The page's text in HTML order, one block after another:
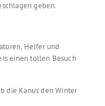
geben.
Helfer und
einen tollen Besuch
die Kanus den Winter